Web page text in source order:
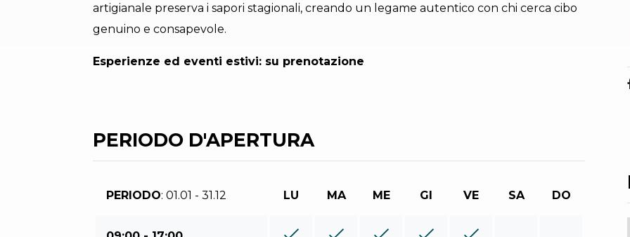
artigianale preserva i sapori stagionali, creando un legame autentico con chi cerca cibo
genuino e consapevole.
Esperienze ed eventi estivi: su prenotazione
PERIODO D'APERTURA
PERIODO: 01.01 - 31.12 LU MA ME GI VE SA DO